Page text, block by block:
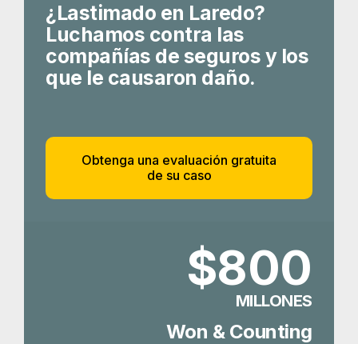
¿Lastimado en Laredo?
Luchamos contra las
compañías de seguros y los
que le causaron daño.
Obtenga una evaluación gratuita
de su caso
$800
MILLONES
Won & Counting